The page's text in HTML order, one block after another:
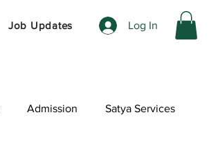
Job Updates Log In
Admission Satya Services